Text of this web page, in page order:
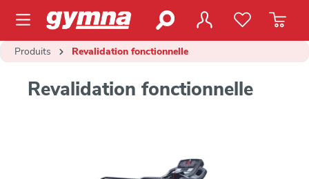
principal
Produits Revalidation fonctionnelle
Revalidation fonctionnelle